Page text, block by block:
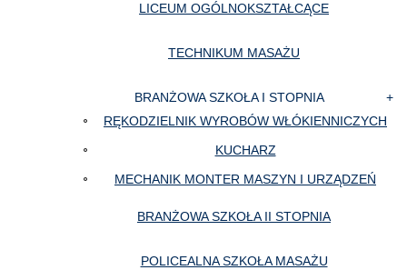
LICEUM OGÓLNOKSZTAŁCĄCE
TECHNIKUM MASAŻU
BRANŻOWA SZKOŁA I STOPNIA
RĘKODZIELNIK WYROBÓW WŁÓKIENNICZYCH
KUCHARZ
MECHANIK MONTER MASZYN I URZĄDZEŃ
BRANŻOWA SZKOŁA II STOPNIA
POLICEALNA SZKOŁA MASAŻU